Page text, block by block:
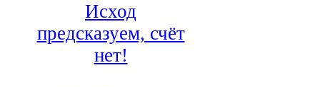
Исход
предсказуем, счёт
нет!